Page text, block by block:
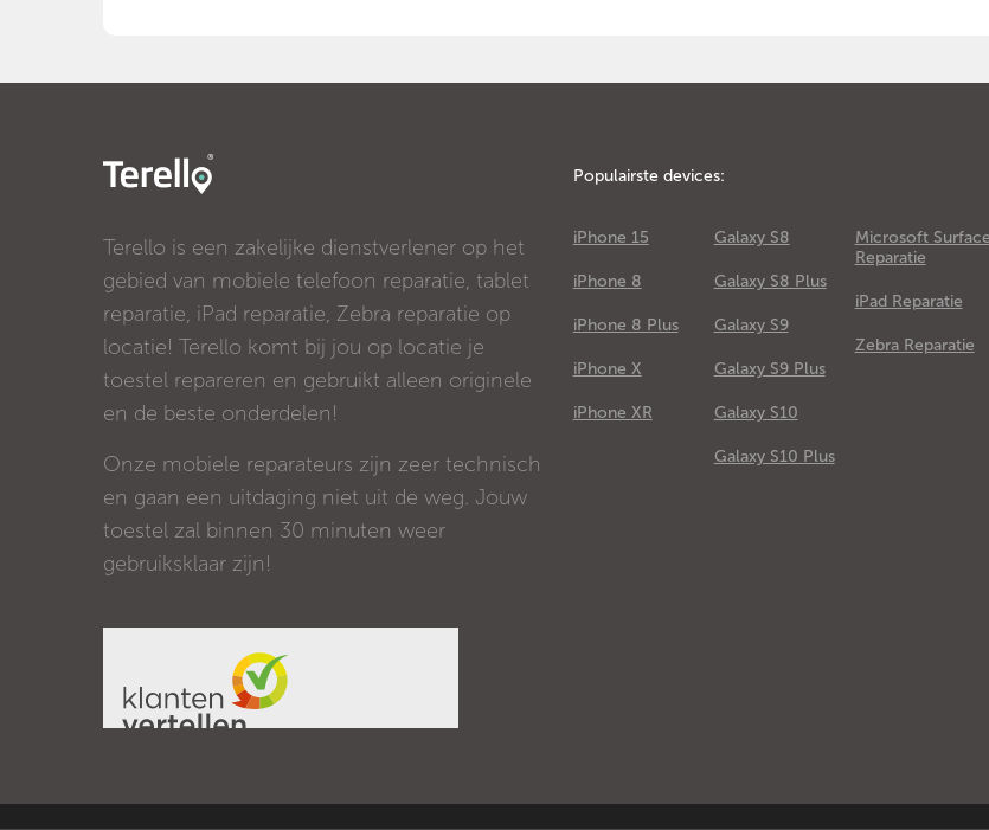
Terello is een zakelijke dienstverlener op het
gebied van mobiele telefoon reparatie, tablet
reparatie, iPad reparatie, Zebra reparatie op
locatie! Terello komt bij jou op locatie je
toestel repareren en gebruikt alleen originele
en de beste onderdelen!
Onze mobiele reparateurs zijn zeer technisch
en gaan een uitdaging niet uit de weg. Jouw
toestel zal binnen 30 minuten weer
gebruiksklaar zijn!
Populairste devices:
iPhone 15
iPhone 8
iPhone 8 Plus
iPhone X
iPhone XR
Galaxy S8
Galaxy S8 Plus
Galaxy S9
Galaxy S9 Plus
Galaxy S10
Galaxy S10 Plus
Microsoft Surface
Reparatie
iPad Reparatie
Zebra Reparatie